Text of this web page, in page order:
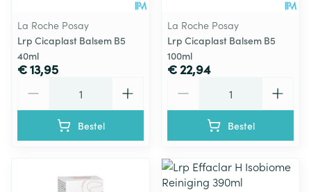
La Roche Posay
Lrp Cicaplast Balsem B5
40ml
€ 13,95
Bestel
La Roche Posay
Lrp Cicaplast Balsem B5
100ml
€ 22,94
Bestel